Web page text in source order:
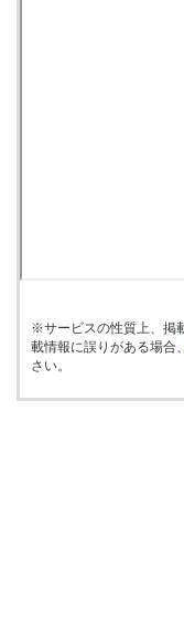
※サービスの性質上、掲
載情報に誤りがある場合、
さい。